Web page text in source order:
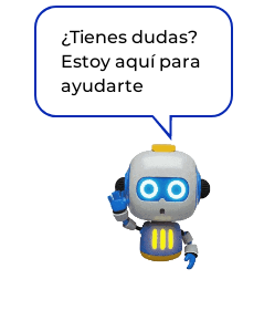
¿Tienes dudas?
Estoy aquí para
ayudarte